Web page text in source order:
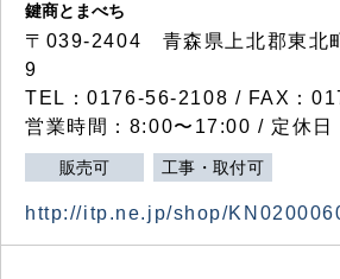
鍵商とまべち
〒039-2404 青森県上北郡東北
9
TEL：0176-56-2108 / FAX：
営業時間：8:00〜17:00 / 定休日
販売可 工事・取付可
http://itp.ne.jp/shop/